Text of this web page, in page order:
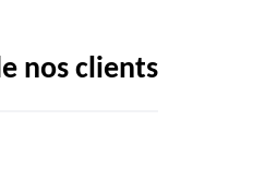
nos clients